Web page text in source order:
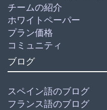
チームの紹介
ホワイトペーパー
プラン価格
コミュニティ
ブログ
スペイン語のブログ
フランス語のブログ